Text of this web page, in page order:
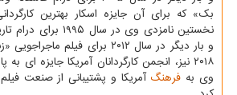
بک» که برای آن جایزه اسکار بهترین
نخستین نامزدی وی در
و بار دیگر در سال ۲۰۱۲ برای فیلم
۲۰۱۸ نیز، انجمن کارگردانان آمریکا جایزه
وی به فرهنگ آمریکا و پشتیبانی از صنعت